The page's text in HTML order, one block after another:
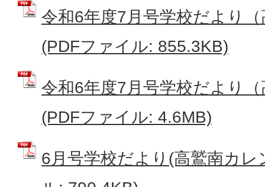
令和6年度7月号学校だより
(PDFファイル: 855.3KB)
令和6年度7月号学校だより
(PDFファイル: 4.6MB)
6月号学校だより(高鷲南カ